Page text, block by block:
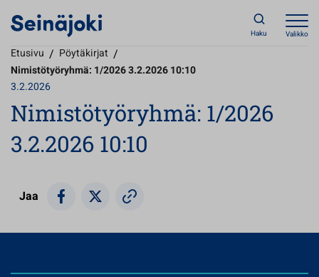
Haku Valikko
Etusivu / Pöytäkirjat /
Nimistötyöryhmä: 1/2026 3.2.2026 10:10
3.2.2026
Nimistötyöryhmä: 1/2026
3.2.2026 10:10
Jaa